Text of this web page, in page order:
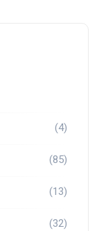
(4)
(85)
(13)
(32)